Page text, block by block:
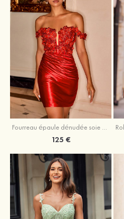
Fourreau épaule dénudée soie comme du satin courte/mini robe de fête de la rentrée
125 €